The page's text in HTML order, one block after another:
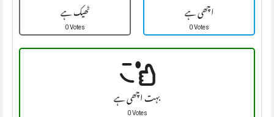
ٹھیک ہے
0 Votes اچھی ہے
0 Votes
بہت اچھی ہے
0 Votes